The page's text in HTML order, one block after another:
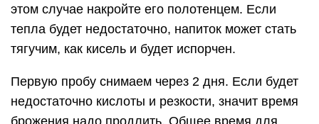
этом случае накройте его полотенцем. Если
тепла будет недостаточно, напиток может стать
тягучим, как кисель и будет испорчен.
Первую пробу снимаем через 2 дня. Если будет
недостаточно кислоты и резкости, значит время
брожения надо продлить. Общее время для